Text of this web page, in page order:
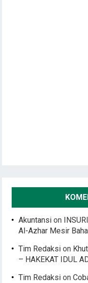
Akuntansi on
Al-Azhar Mesir
Tim Redaksi on
– HAKEKAT IDUL
Tim Redaksi on